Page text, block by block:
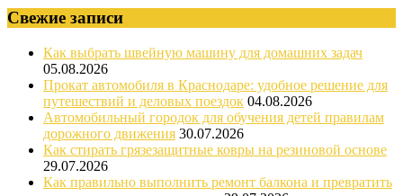
Свежие записи
Как выбрать швейную машину для домашних задач
05.08.2026
Прокат автомобиля в Краснодаре: удобное решение для
путешествий и деловых поездок 04.08.2026
Автомобильный городок для обучения детей правилам
дорожного движения 30.07.2026
Как стирать грязезащитные ковры на резиновой основе
29.07.2026
Как правильно выполнить ремонт балкона и превратить